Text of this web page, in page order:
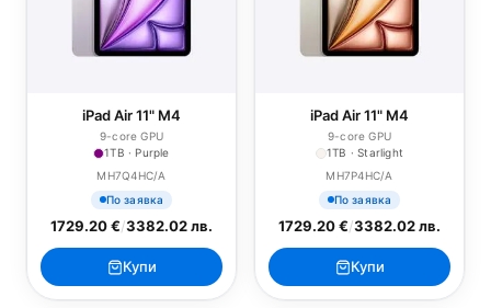
iPad Air 11" M4
9-core GPU
1TB · Purple
MH7Q4HC/A
По заявка
1729.20 €/3382.02 лв.
Купи
iPad Air 11" M4
9-core GPU
1TB · Starlight
MH7P4HC/A
По заявка
1729.20 €/3382.02 лв.
Купи